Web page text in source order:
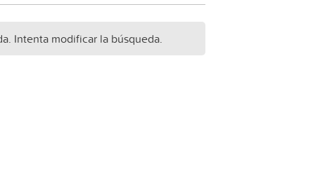
Intenta modificar la búsqueda.